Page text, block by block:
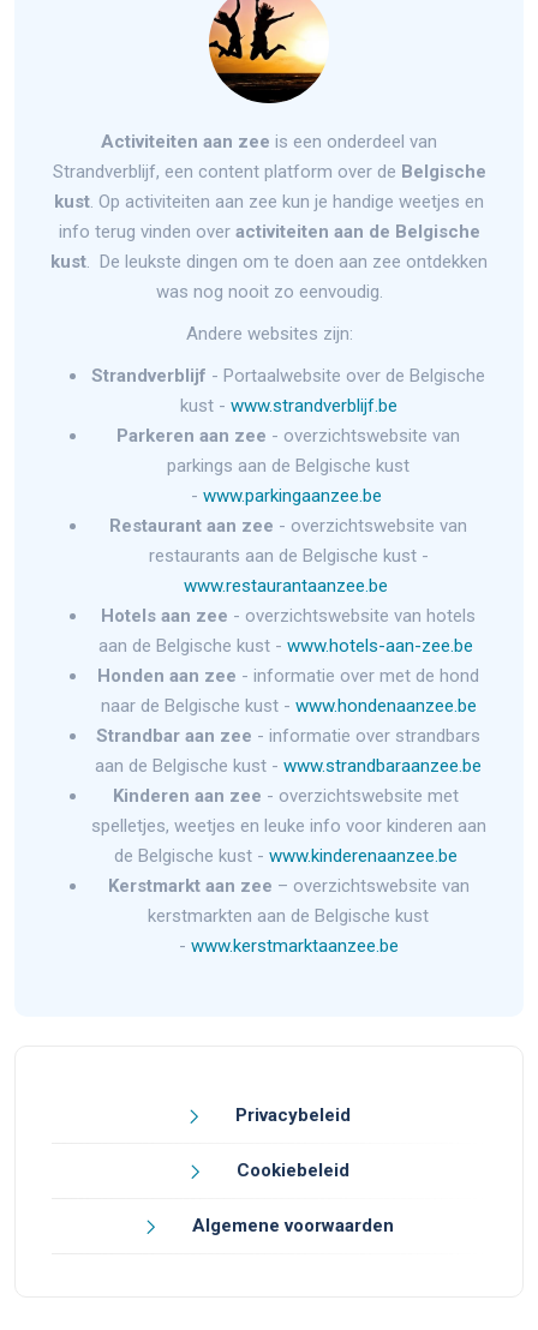
Activiteiten aan zee is een onderdeel van
Strandverblijf, een content platform over de Belgische
kust. Op activiteiten aan zee kun je handige weetjes en
info terug vinden over activiteiten aan de Belgische
kust. De leukste dingen om te doen aan zee ontdekken
was nog nooit zo eenvoudig.
Andere websites zijn:
Strandverblijf - Portaalwebsite over de Belgische
kust - www.strandverblijf.be
Parkeren aan zee - overzichtswebsite van
parkings aan de Belgische kust
- www.parkingaanzee.be
Restaurant aan zee - overzichtswebsite van
restaurants aan de Belgische kust -
www.restaurantaanzee.be
Hotels aan zee - overzichtswebsite van hotels
aan de Belgische kust - www.hotels-aan-zee.be
Honden aan zee - informatie over met de hond
naar de Belgische kust - www.hondenaanzee.be
Strandbar aan zee - informatie over strandbars
aan de Belgische kust - www.strandbaraanzee.be
Kinderen aan zee - overzichtswebsite met
spelletjes, weetjes en leuke info voor kinderen aan
de Belgische kust - www.kinderenaanzee.be
Kerstmarkt aan zee – overzichtswebsite van
kerstmarkten aan de Belgische kust
- www.kerstmarktaanzee.be
Privacybeleid
Cookiebeleid
Algemene voorwaarden